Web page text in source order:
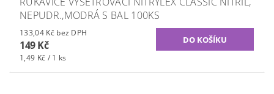
NEPUDR.,MODRÁ S BAL 100KS
133,04 Kč bez DPH
149 Kč
1,49 Kč / 1 ks